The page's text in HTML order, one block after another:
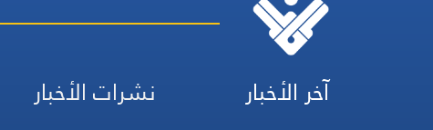
آخر الأخبار نشرات الأخبار